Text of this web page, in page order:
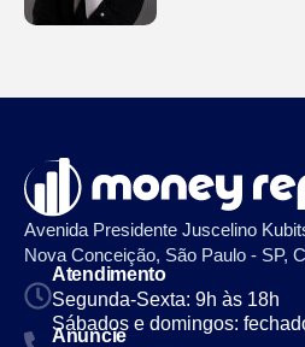
Avenida Presidente Juscelino
Nova Conceição, São Paulo - SP,
Atendimento
Segunda-Sexta: 9h às 18h
Sábados e domingos:
Anuncie